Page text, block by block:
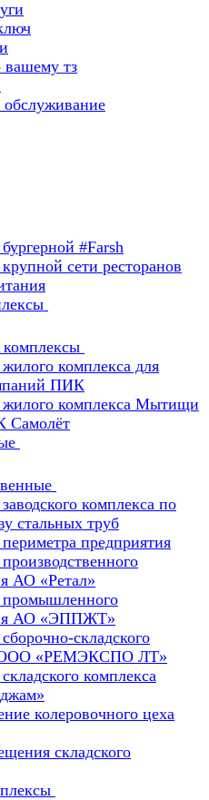
вашему тз
#Farsh
сети ресторанов
комплекса для
ПИК
комплекса Мытищи
Самолёт
комплекса по
стальных труб
предприятия
АО «Ретал»
АО «ЭППЖТ»
складского
ООО «РЕМЭКСПО ЛТ»
комплекса
колеровочного цеха
складского